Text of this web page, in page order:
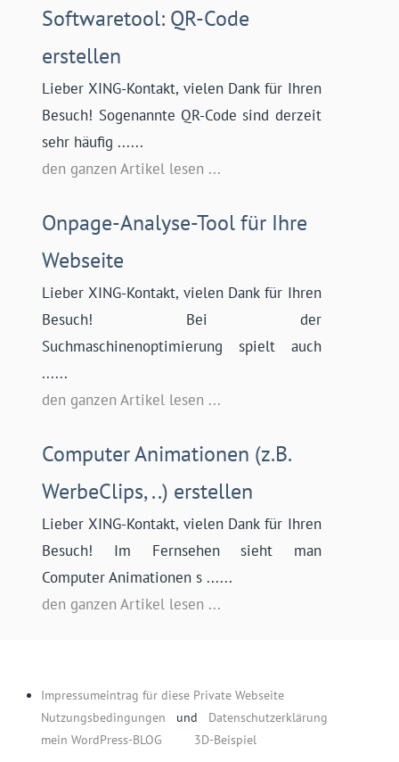
Softwaretool: QR-Code
erstellen
Lieber XING-Kontakt, vielen Dank für Ihren
Besuch! Sogenannte QR-Code sind derzeit
sehr häufig ......
den ganzen Artikel lesen ...
Onpage-Analyse-Tool für Ihre
Webseite
Lieber XING-Kontakt, vielen Dank für Ihren
Besuch! Bei der
Suchmaschinenoptimierung spielt auch
......
den ganzen Artikel lesen ...
Computer Animationen (z.B.
WerbeClips, ..) erstellen
Lieber XING-Kontakt, vielen Dank für Ihren
Besuch! Im Fernsehen sieht man
Computer Animationen s ......
den ganzen Artikel lesen ...
Impressumeintrag für diese Private Webseite
Nutzungsbedingungen und Datenschutzerklärung
mein WordPress-BLOG
3D-Beispiel